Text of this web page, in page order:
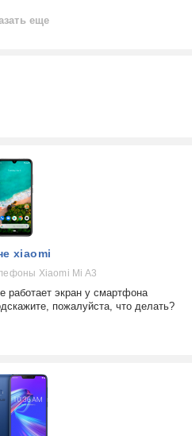
еще
xiaomi
Xiaomi Mi A3
работает экран у смартфона
пожалуйста, что делать?